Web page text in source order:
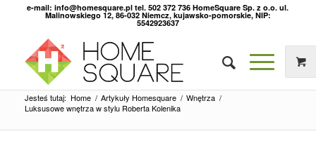
e-mail: info@homesquare.pl tel. 502 372 736 HomeSquare Sp. z o.o. ul.
Malinowskiego 12, 86-032 Niemcz, kujawsko-pomorskie, NIP:
5542923637
Jesteś tutaj: Home / Artykuły Homesquare / Wnętrza /
Luksusowe wnętrza w stylu Roberta Kolenika